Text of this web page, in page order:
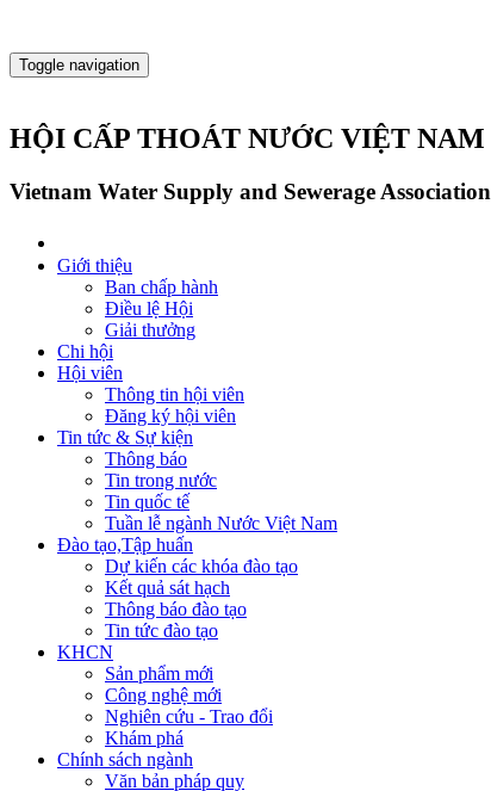
Toggle navigation
HỘI CẤP THOÁT NƯỚC VIỆT NAM
Vietnam Water Supply and Sewerage Association
Giới thiệu
Ban chấp hành
Điều lệ Hội
Giải thưởng
Chi hội
Hội viên
Thông tin hội viên
Đăng ký hội viên
Tin tức & Sự kiện
Thông báo
Tin trong nước
Tin quốc tế
Tuần lễ ngành Nước Việt Nam
Đào tạo,Tập huấn
Dự kiến các khóa đào tạo
Kết quả sát hạch
Thông báo đào tạo
Tin tức đào tạo
KHCN
Sản phẩm mới
Công nghệ mới
Nghiên cứu - Trao đổi
Khám phá
Chính sách ngành
Văn bản pháp quy